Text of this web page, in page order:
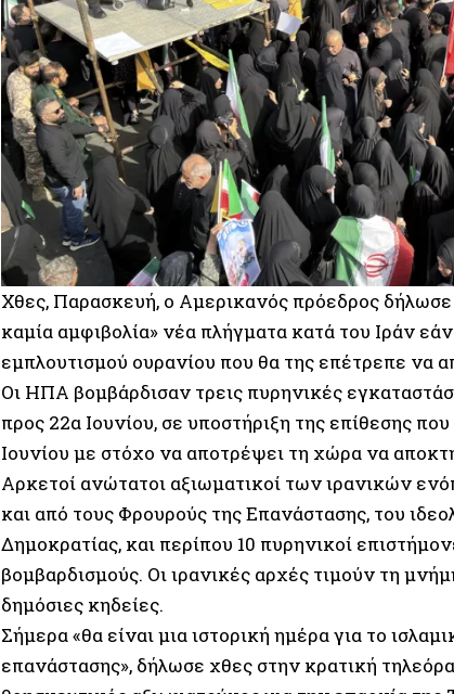
Χθες, Παρασκευή, ο Αμερικανός πρόεδρος
καμία αμφιβολία» νέα πλήγματα κατά του Ιράν
εμπλουτισμού ουρανίου που θα της επέτρεπε να
Οι ΗΠΑ βομβάρδισαν τρεις πυρηνικές
προς 22α Ιουνίου, σε υποστήριξη της επίθεσης
Ιουνίου με στόχο να αποτρέψει τη χώρα να
Αρκετοί ανώτατοι αξιωματικοί των ιρανικών
και από τους Φρουρούς της Επανάστασης, του
Δημοκρατίας, και περίπου 10 πυρηνικοί
βομβαρδισμούς. Οι ιρανικές αρχές τιμούν τη
δημόσιες κηδείες.
Σήμερα «θα είναι μια ιστορική ημέρα για το
επανάστασης», δήλωσε χθες στην κρατική